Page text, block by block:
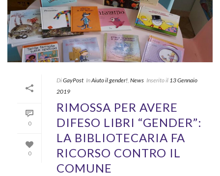
0
0
DiGayPost InAiuto il gender!, News Inserito il 13 Gennaio
2019
RIMOSSA PER AVERE
DIFESO LIBRI “GENDER”:
LA BIBLIOTECARIA FA
RICORSO CONTRO IL
COMUNE